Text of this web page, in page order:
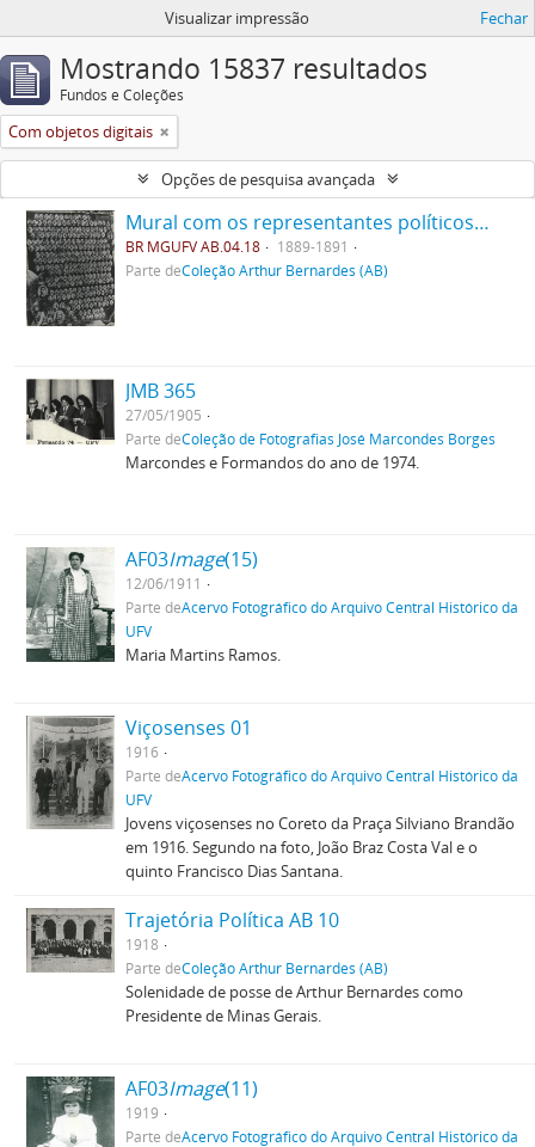
Visualizar impressão Fechar
Mostrando 15837 resultados
Fundos e Coleções
Com objetos digitais
Opções de pesquisa avançada
Mural com os representantes políticos do Brasil.
BR MGUFV AB.04.18
1889-1891
Parte deColeção Arthur Bernardes (AB)
JMB 365
27/05/1905
Parte deColeção de Fotografias José Marcondes Borges
Marcondes e Formandos do ano de 1974.
AF03Image(15)
12/06/1911
Parte deAcervo Fotográfico do Arquivo Central Histórico da
UFV
Maria Martins Ramos.
Viçosenses 01
1916
Parte deAcervo Fotográfico do Arquivo Central Histórico da
UFV
Jovens viçosenses no Coreto da Praça Silviano Brandão
em 1916. Segundo na foto, João Braz Costa Val e o
quinto Francisco Dias Santana.
Trajetória Política AB 10
1918
Parte deColeção Arthur Bernardes (AB)
Solenidade de posse de Arthur Bernardes como
Presidente de Minas Gerais.
AF03Image(11)
1919
Parte deAcervo Fotográfico do Arquivo Central Histórico da